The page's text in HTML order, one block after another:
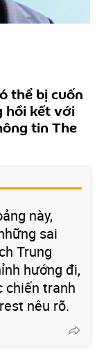
thể bị cuốn
hồi kết với
tin The
này,
sai
Trung
hướng đi,
chiến tranh
nêu rõ.